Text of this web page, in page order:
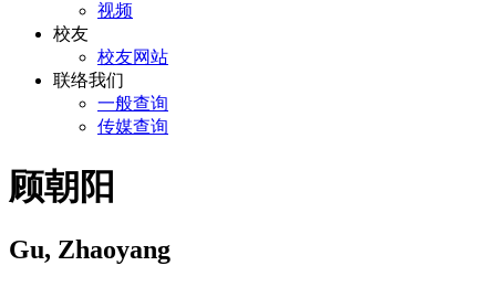
视频
校友
校友网站
联络我们
一般查询
传媒查询
顾朝阳
Gu, Zhaoyang